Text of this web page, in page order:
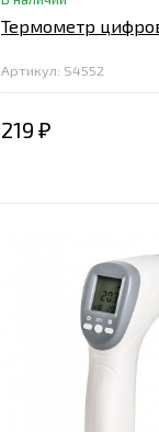
Термометр
Артикул: S4552
219 ₽